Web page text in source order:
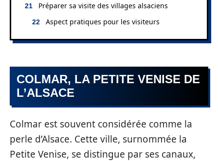
Préparer sa visite des villages alsaciens
Aspect pratiques pour les visiteurs
COLMAR, LA PETITE VENISE DE
L’ALSACE
Colmar est souvent considérée comme la
perle d’Alsace. Cette ville, surnommée la
Petite Venise, se distingue par ses canaux,